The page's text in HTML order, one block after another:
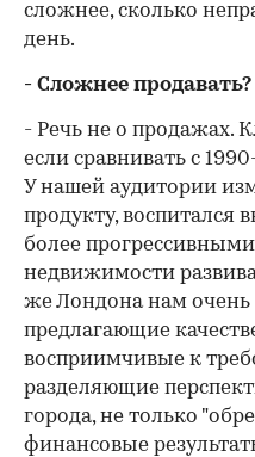
сложнее, сколько
день.
- Сложнее продавать?
- Речь не о продажах.
если сравнивать с
У нашей аудитории
продукту, воспитался
более
недвижимости
же Лондона нам очень
предлагающие
восприимчивые к
разделяющие
города, не только
финансовые